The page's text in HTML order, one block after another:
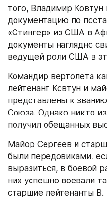
того, Владимир Ковтун
документацию по
«Стингер» из США в
документы наглядно
ведущей роли США в
Командир вертолета
лейтенант Ковтун и
представлены к
Союза. Однако никто
получил обещанных
Майор Сергеев и
были передовиками,
выразиться, в боевой
них успешно воевали
старшие лейтенанты